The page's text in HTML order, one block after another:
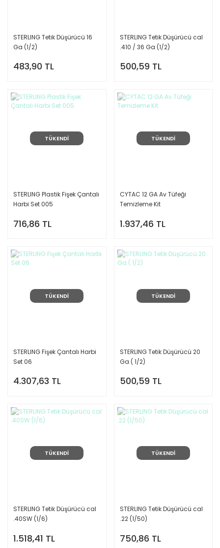
STERLING Tetik Düşürücü 16
Ga (1/2)
483,90 TL
STERLING Tetik Düşürücü cal
.410 / 36 Ga (1/2)
500,59 TL
TÜKENDİ
STERLING Plastik Fişek Çantalı
Harbi Set 005
716,86 TL
TÜKENDİ
CYTAC 12 GA Av Tüfeği
Temizleme Kit
1.937,46 TL
TÜKENDİ
STERLING Fişek Çantalı Harbi
Set 06
4.307,63 TL
TÜKENDİ
STERLING Tetik Düşürücü 20
Ga ( 1/2)
500,59 TL
TÜKENDİ
STERLING Tetik Düşürücü cal
.40SW (1/6)
1.518,41 TL
TÜKENDİ
STERLING Tetik Düşürücü cal
.22 (1/50)
750,86 TL